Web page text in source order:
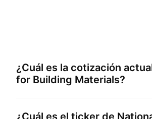
¿Cuál es la cotización
for Building Materials?
¿Cuál es el ticker de